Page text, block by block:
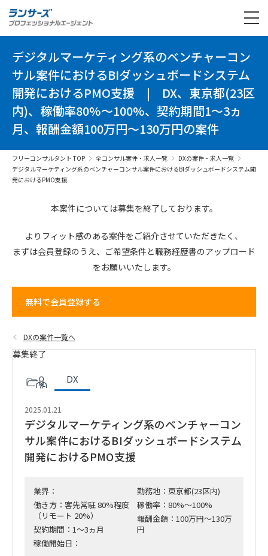
デジタルマーケティング系のベンチャーコン
サル案件におけるBIダッシュボードシステム
開発におけるPMO支援 | DX、東京都(23区
内)、稼働率80%～100%、契約期間1～3ヵ
月、報酬金額100万円～130万円の案件
フリーコンサルタント TOP 全コンサル案件・求人一覧
DXの案件・求人一覧
デジタルマーケティング系のベンチャーコンサル案件におけるBIダッシュボードシステム開
発におけるPMO支援
本案件については募集を終了しております。
よりフィット感のある案件をご紹介させていただきたく、
まずは会員登録のうえ、 ご希望条件と職務経歴書のアップロード
をお願いいたします。
無料で会員登録する
DXの案件一覧へ
募集終了
DX
2025.01.21
デジタルマーケティング系のベンチャーコン
サル案件におけるBIダッシュボードシステム
開発におけるPMO支援
業界：
働き方：客先常駐 80%程度
（リモート 20%）
契約期間：1～3ヵ月
稼働開始日：
勤務地：東京都(23区内)
稼働率：80%～100%
報酬金額：100万円～130万
円